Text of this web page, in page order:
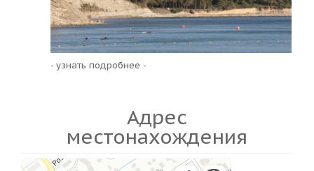
- узнать подробнее -
Адрес
местонахождения